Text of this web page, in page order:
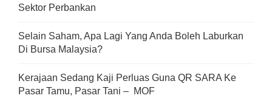
Sektor Perbankan
Selain Saham, Apa Lagi Yang Anda Boleh Laburkan
Di Bursa Malaysia?
Kerajaan Sedang Kaji Perluas Guna QR SARA Ke
Pasar Tamu, Pasar Tani – MOF